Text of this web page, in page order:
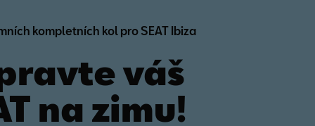
kompletních kol pro SEAT Ibiza
váš
na zimu!